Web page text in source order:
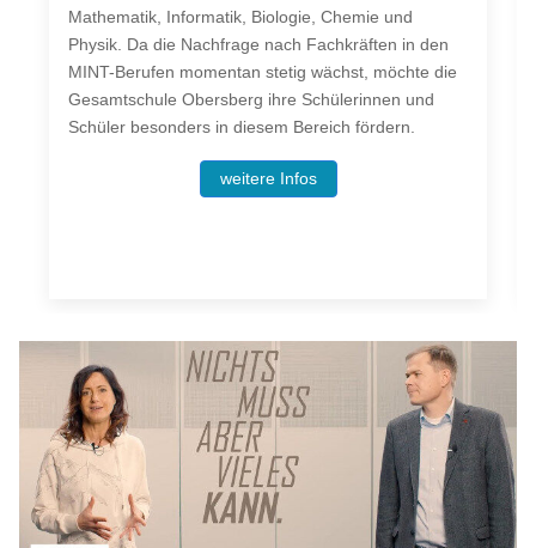
Mathematik, Informatik, Biologie, Chemie und
Physik. Da die Nachfrage nach Fachkräften in den
MINT-Berufen momentan stetig wächst, möchte die
Gesamtschule Obersberg ihre Schülerinnen und
Schüler besonders in diesem Bereich fördern.
weitere Infos